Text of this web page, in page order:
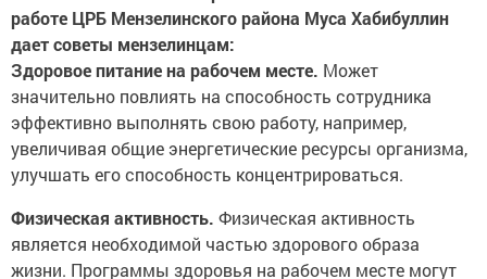
работе ЦРБ Мензелинского района Муса Хабибуллин
дает советы мензелинцам:
Здоровое питание на рабочем месте. Может
значительно повлиять на способность сотрудника
эффективно выполнять свою работу, например,
увеличивая общие энергетические ресурсы организма,
улучшать его способность концентрироваться.
Физическая активность. Физическая активность
является необходимой частью здорового образа
жизни. Программы здоровья на рабочем месте могут